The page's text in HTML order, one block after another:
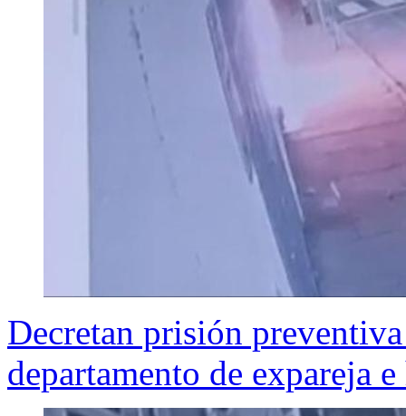
Decretan prisión
departamento de expareja